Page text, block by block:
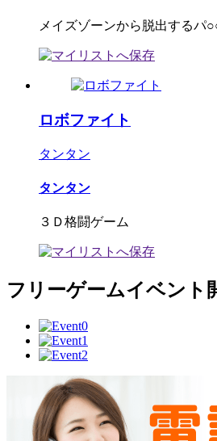
メイズゾーンから脱出するパ
ロボファイト
タンタン
タンタン
３Ｄ格闘ゲーム
フリーゲームイベント